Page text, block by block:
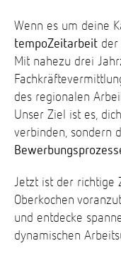
Wenn es um deine
tempoZeitarbeit der
Mit nahezu drei
des regionalen
Unser Ziel ist es,
verbinden, sondern
Jetzt ist der richtige
Oberkochen
und entdecke
dynamischen